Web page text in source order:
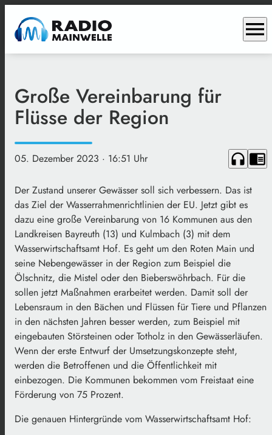
menu
Große Vereinbarung für
Flüsse der Region
05. Dezember 2023 · 16:51 Uhr headphones chrome_reader_mode
Der Zustand unserer Gewässer soll sich verbessern. Das ist
das Ziel der Wasserrahmenrichtlinien der EU. Jetzt gibt es
dazu eine große Vereinbarung von 16 Kommunen aus den
Landkreisen Bayreuth (13) und Kulmbach (3) mit dem
Wasserwirtschaftsamt Hof. Es geht um den Roten Main und
seine Nebengewässer in der Region zum Beispiel die
Ölschnitz, die Mistel oder den Bieberswöhrbach. Für die
sollen jetzt Maßnahmen erarbeitet werden. Damit soll der
Lebensraum in den Bächen und Flüssen für Tiere und Pflanzen
in den nächsten Jahren besser werden, zum Beispiel mit
eingebauten Störsteinen oder Totholz in den Gewässerläufen.
Wenn der erste Entwurf der Umsetzungskonzepte steht,
werden die Betroffenen und die Öffentlichkeit mit
einbezogen. Die Kommunen bekommen vom Freistaat eine
Förderung von 75 Prozent.
Die genauen Hintergründe vom Wasserwirtschaftsamt Hof: